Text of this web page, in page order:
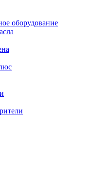
оборудование